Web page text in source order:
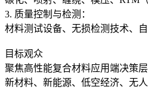
3. 质量控制与检测：
材料测试设备、无损检测技术、
目标观众
聚焦高性能复合材料应用端决策层
新材料、新能源、低空经济、无